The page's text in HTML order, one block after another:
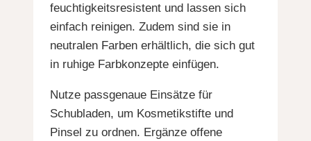
feuchtigkeitsresistent und lassen sich
einfach reinigen. Zudem sind sie in
neutralen Farben erhältlich, die sich gut
in ruhige Farbkonzepte einfügen.
Nutze passgenaue Einsätze für
Schubladen, um Kosmetikstifte und
Pinsel zu ordnen. Ergänze offene